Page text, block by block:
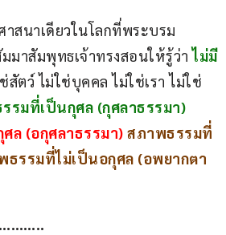
สนาเดียวในโลกที่พระบรม
มาสัมพุทธเจ้าทรงสอนให้รู้ว่า​ ไม่มี
สัตว์​ ไม่ใช่บุคคล​ ไม่ใช่เรา​ ไม่ใช่
รมที่เป็นกุศล​ (กุศลาธรรมา)​
ล​ (อกุศลาธรรมา)​ สภาพธรรมที่
ธรรมที่ไม่เป็นอกุศล​ (อพยากตา